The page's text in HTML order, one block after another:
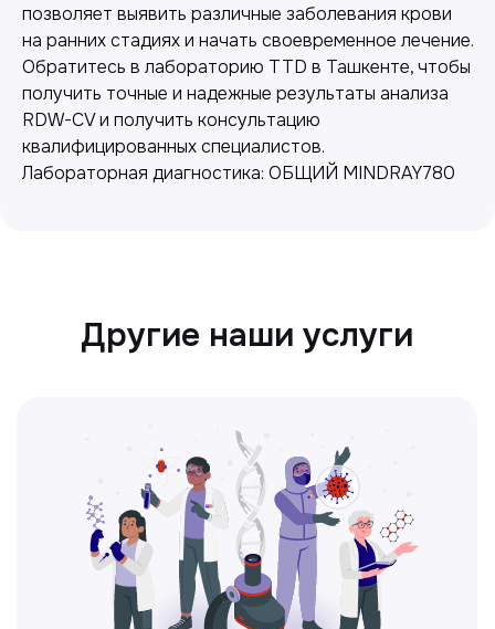
позволяет выявить различные заболевания крови
на ранних стадиях и начать своевременное лечение.
Обратитесь в лабораторию TTD в Ташкенте, чтобы
получить точные и надежные результаты анализа
RDW-CV и получить консультацию
квалифицированных специалистов.
Лабораторная диагностика: ОБЩИЙ MINDRAY780
Лабораторная диагностика
Точные анализы для контроля здоровья и
выявления заболеваний.
Ультразвуковая диагностика
Безопасный и точный метод для
обследования внутренних органов.